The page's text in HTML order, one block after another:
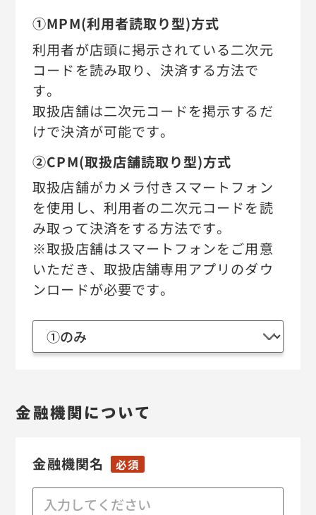
①MPM(利用者読取り型)方式
利用者が店頭に掲示されている二次元
コードを読み取り、決済する方法で
す。
取扱店舗は二次元コードを掲示するだ
けで決済が可能です。
②CPM(取扱店舗読取り型)方式
取扱店舗がカメラ付きスマートフォン
を使用し、利用者の二次元コードを読
み取って決済をする方法です。
※取扱店舗はスマートフォンをご用意
いただき、取扱店舗専用アプリのダウ
ンロードが必要です。
金融機関について
金融機関名 必須